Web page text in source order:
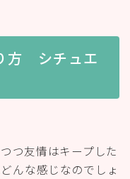
方 シチュエ
つ友情はキープした
んな感じなのでしょ